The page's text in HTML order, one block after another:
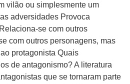
vilão ou simplesmente um
adversidades Provoca
se com outros
com outros personagens, mas
protagonista Quais
de antagonismo? A literatura
que se tornaram parte